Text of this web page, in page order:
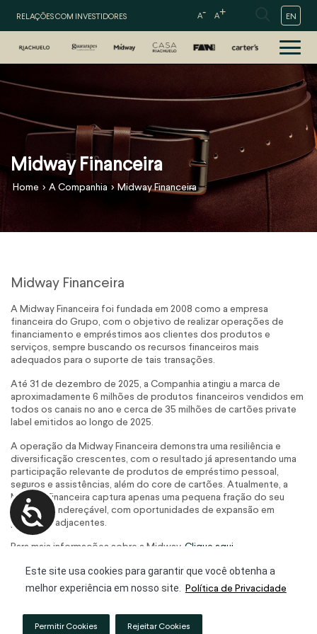
Este site usa cookies para garantir que você obtenha a
melhor experiência em nosso site. Política de Privacidade
Permitir Cookies Rejeitar Cookies
RELAÇÕES COM INVESTIDORES A- A+ EN
Midway Financeira
Home > A Companhia > Midway Financeira
Midway Financeira
A Midway Financeira foi fundada em 2008 como a empresa
financeira do Grupo, com o objetivo de realizar operações de
financiamento e empréstimos aos clientes dos produtos e
serviços, sempre buscando os recursos financeiros mais
adequados para o suporte de tais transações.
Até 31 de dezembro de 2025, a Companhia atingiu a marca de
aproximadamente 6 milhões de produtos financeiros vendidos em
todos os canais no ano e cerca de 35 milhões de cartões private
label emitidos ao longo de 2025.
A operação da Midway Financeira demonstra uma resiliência e
diversificação crescentes, com o resultado já apresentando uma
participação relevante de produtos de empréstimo pessoal,
seguros e assistências, além do core de cartões. Atualmente, a
Midway Financeira captura apenas uma pequena fração do seu
mercado endereçável, com oportunidades de expansão em
produtos adjacentes.
Para mais informações sobre a Midway, Clique aqui.